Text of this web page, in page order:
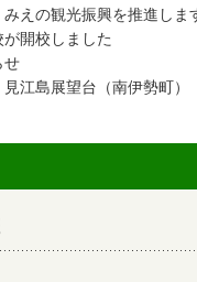
えの観光振興を推進しま
開校しました
せ
江島展望台（南伊勢町）